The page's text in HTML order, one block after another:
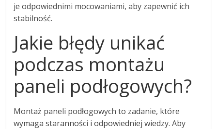
je odpowiednimi mocowaniami, aby zapewnić ich
stabilność.
Jakie błędy unikać
podczas montażu
paneli podłogowych?
Montaż paneli podłogowych to zadanie, które
wymaga staranności i odpowiedniej wiedzy. Aby